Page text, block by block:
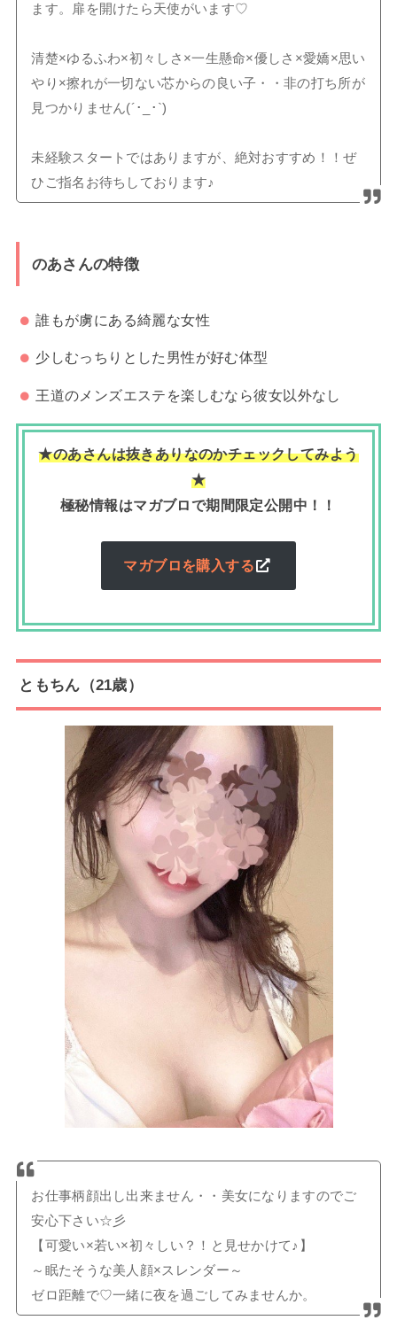
ます。扉を開けたら天使がいます♡
清楚×ゆるふわ×初々しさ×一生懸命×優しさ×愛嬌×思い
やり×擦れが一切ない芯からの良い子・・非の打ち所が
見つかりません(´･_･`)
未経験スタートではありますが、絶対おすすめ！！ぜ
ひご指名お待ちしております♪
のあさんの特徴
誰もが虜にある綺麗な女性
少しむっちりとした男性が好む体型
王道のメンズエステを楽しむなら彼女以外なし
★のあさんは抜きありなのかチェックしてみよう
★
極秘情報はマガブロで期間限定公開中！！
マガブロを購入する
ともちん（21歳）
お仕事柄顔出し出来ません・・美女になりますのでご
安心下さい☆彡
【可愛い×若い×初々しい？！と見せかけて♪】
～眠たそうな美人顔×スレンダー～
ゼロ距離で♡一緒に夜を過ごしてみませんか。